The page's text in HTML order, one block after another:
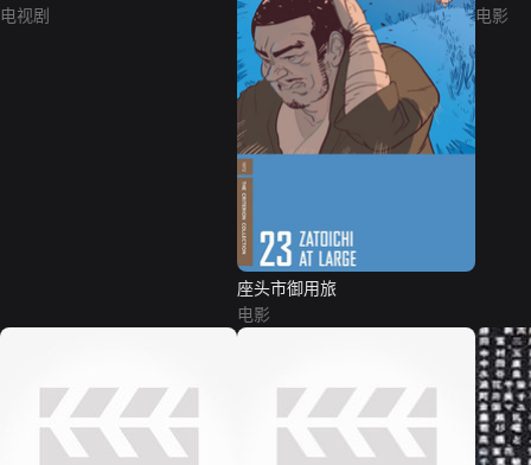
电视剧
座头市御用旅
电影
电影